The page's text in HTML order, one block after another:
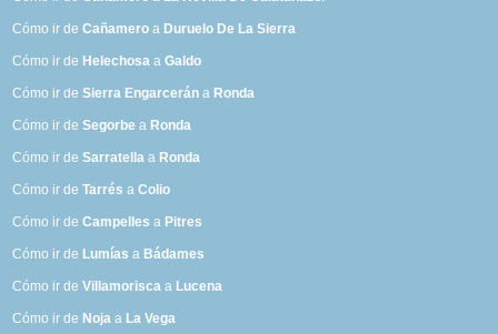
Cómo ir deCañamero a Duruelo De La Sierra
Cómo ir de Helechosa aGaldo
Cómo ir deSierra Engarcerán a Ronda
Cómo ir deSegorbe a Ronda
Cómo ir deSarratella a Ronda
Cómo ir deTarrés aColio
Cómo ir deCampelles a Pitres
Cómo ir de Lumías a Bádames
Cómo ir deVillamorisca a Lucena
Cómo ir de Noja a La Vega